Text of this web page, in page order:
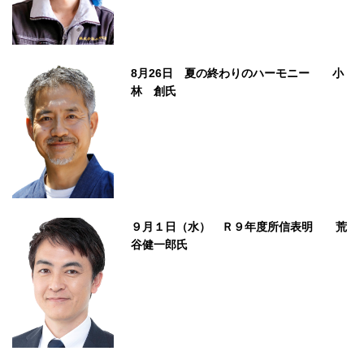
8月26日 夏の終わりのハーモニー 小
林 創氏
９月１日（水） Ｒ９年度所信表明 荒
谷健一郎氏